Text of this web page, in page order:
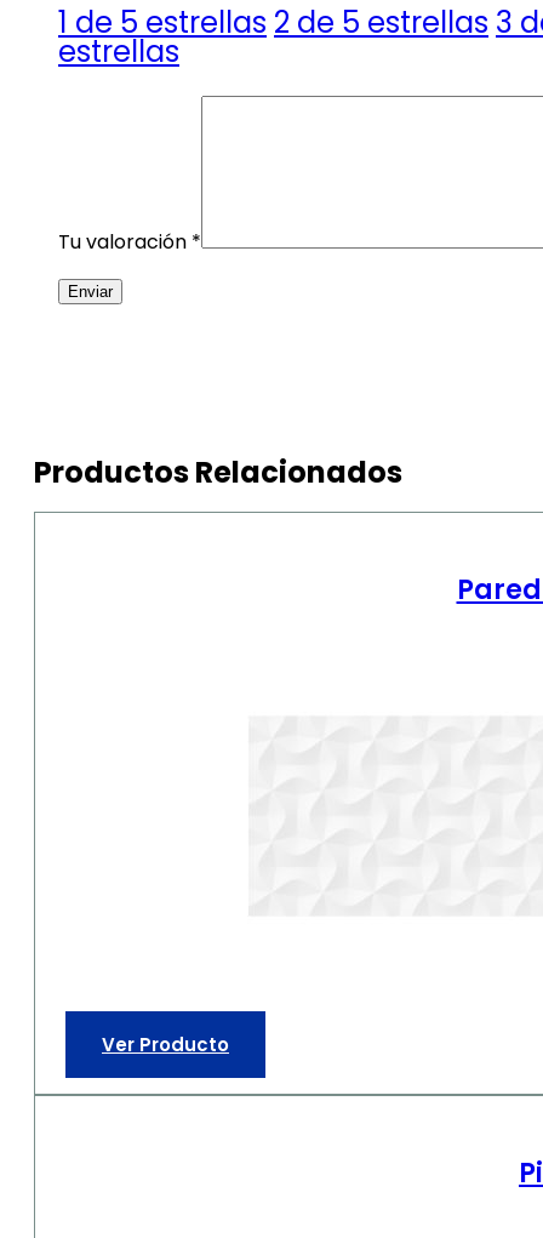
1 de 5 estrellas 2 de 5 estrellas 3
estrellas
Tu valoración *
Productos Relacionados
Ver Producto